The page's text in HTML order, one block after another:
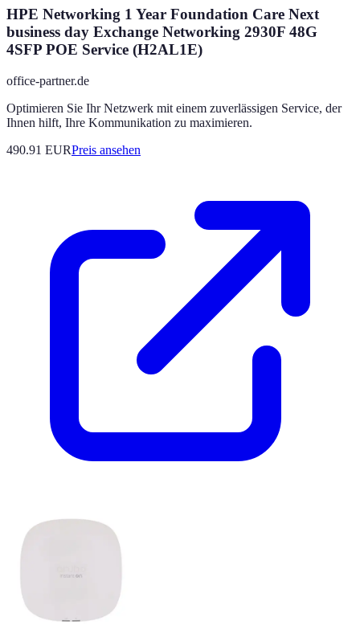
HPE Networking 1 Year Foundation Care Next
business day Exchange Networking 2930F 48G
4SFP POE Service (H2AL1E)
office-partner.de
Optimieren Sie Ihr Netzwerk mit einem zuverlässigen Service, der
Ihnen hilft, Ihre Kommunikation zu maximieren.
490.91 EURPreis ansehen